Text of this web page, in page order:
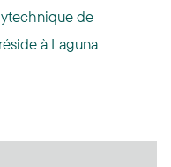
de
à Laguna